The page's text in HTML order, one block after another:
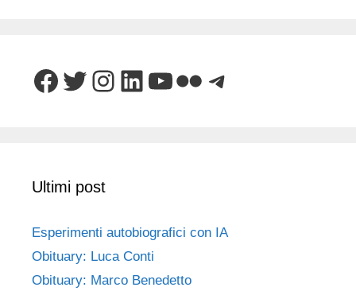
Facebook
Twitter
Instagram
LinkedIn
YouTube
FlickrTelegram
Ultimi post
Esperimenti autobiografici con IA
Obituary: Luca Conti
Obituary: Marco Benedetto